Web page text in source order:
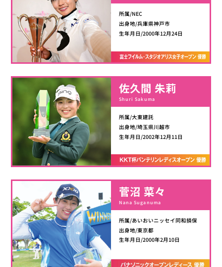
所属/NEC
出身地/兵庫県神戸市
生年月日/2000年12月24日
佐久間 朱莉
Shuri Sakuma
所属/大東建託
出身地/埼玉県川越市
生年月日/2002年12月11日
菅沼 菜々
Nana Suganuma
所属/あいおいニッセイ同和損保
出身地/東京都
生年月日/2000年2月10日